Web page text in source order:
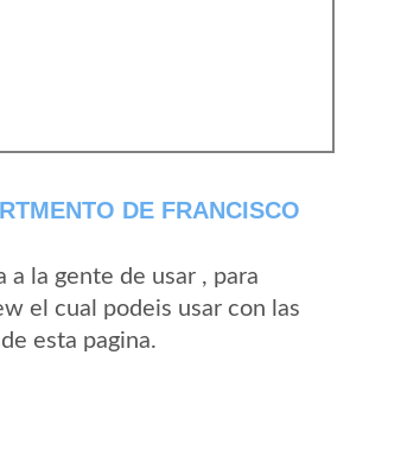
DE FRANCISCO
a la gente de usar , para
el cual podeis usar con las
esta pagina.